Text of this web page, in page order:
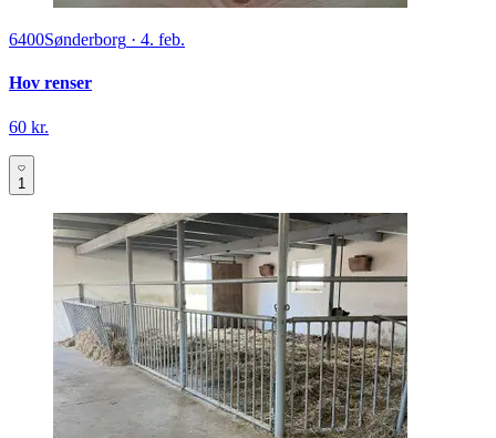
6400Sønderborg · 4. feb.
Hov renser
60 kr.
1